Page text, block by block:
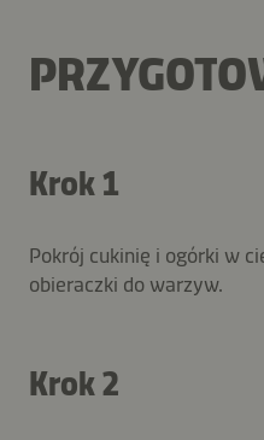
Krok 1
Pokrój cukinię i ogórki w
obieraczki do warzyw.
Krok 2